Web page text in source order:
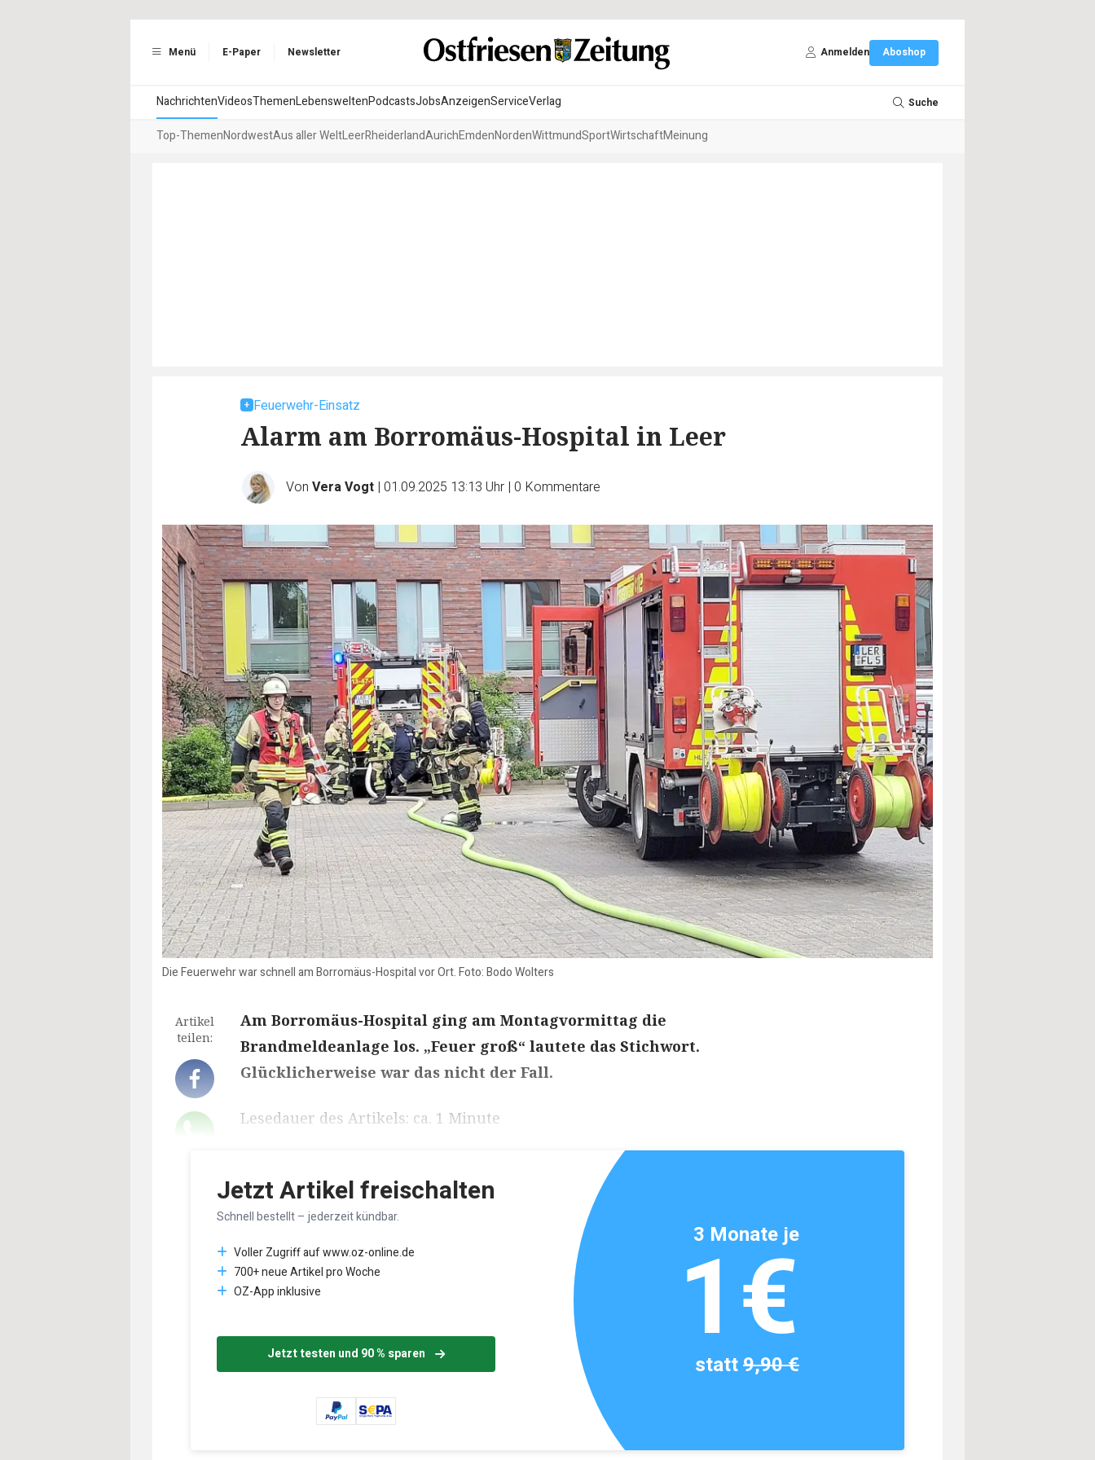
Menü E-Paper Newsletter Anmelden Aboshop
NachrichtenVideosThemenLebensweltenPodcastsJobsAnzeigenServiceVerlag Suche
Top-ThemenNordwestAus aller WeltLeerRheiderlandAurichEmdenNordenWittmundSportWirtschaftMeinung
Feuerwehr-Einsatz
Alarm am Borromäus-Hospital in Leer
Von Vera Vogt | 01.09.2025 13:13 Uhr | 0 Kommentare
Die Feuerwehr war schnell am Borromäus-Hospital vor Ort. Foto: Bodo Wolters
Artikel
teilen:
Am Borromäus-Hospital ging am Montagvormittag die
Brandmeldeanlage los. „Feuer groß“ lautete das Stichwort.
Glücklicherweise war das nicht der Fall.
Lesedauer des Artikels: ca. 1 Minute
Jetzt Artikel freischalten
Schnell bestellt – jederzeit kündbar.
Voller Zugriff auf www.oz-online.de
700+ neue Artikel pro Woche
OZ-App inklusive
Jetzt testen und 90 % sparen
3 Monate je
1€
statt9,90 €